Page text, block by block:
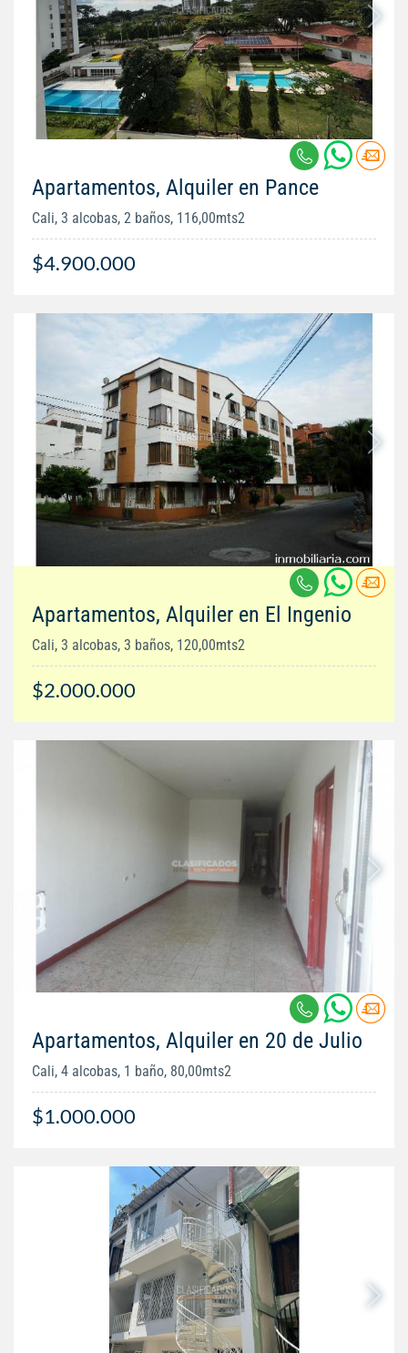
Apartamentos, Alquiler en Pance
Cali, 3 alcobas, 2 baños, 116,00mts2
$4.900.000
Apartamentos, Alquiler en El Ingenio
Cali, 3 alcobas, 3 baños, 120,00mts2
$2.000.000
Apartamentos, Alquiler en 20 de Julio
Cali, 4 alcobas, 1 baño, 80,00mts2
$1.000.000